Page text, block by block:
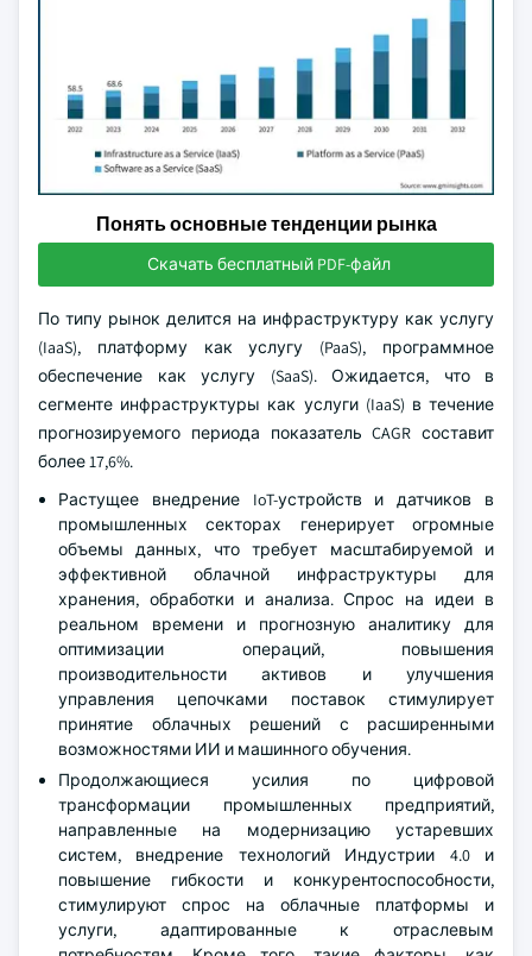
Понять основные тенденции рынка
Скачать бесплатный PDF-файл
По типу рынок делится на инфраструктуру как услугу
(IaaS), платформу как услугу (PaaS), программное
обеспечение как услугу (SaaS). Ожидается, что в
сегменте инфраструктуры как услуги (IaaS) в течение
прогнозируемого периода показатель CAGR составит
более 17,6%.
Растущее внедрение IoT-устройств и датчиков в
промышленных секторах генерирует огромные
объемы данных, что требует масштабируемой и
эффективной облачной инфраструктуры для
хранения, обработки и анализа. Спрос на идеи в
реальном времени и прогнозную аналитику для
оптимизации операций, повышения
производительности активов и улучшения
управления цепочками поставок стимулирует
принятие облачных решений с расширенными
возможностями ИИ и машинного обучения.
Продолжающиеся усилия по цифровой
трансформации промышленных предприятий,
направленные на модернизацию устаревших
систем, внедрение технологий Индустрии 4.0 и
повышение гибкости и конкурентоспособности,
стимулируют спрос на облачные платформы и
услуги, адаптированные к отраслевым